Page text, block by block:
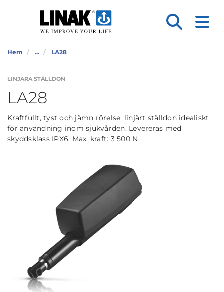
Hem ... LA28
LINJÄRA STÄLLDON
LA28
Kraftfullt, tyst och jämn rörelse, linjärt ställdon idealiskt
för användning inom sjukvården. Levereras med
skyddsklass IPX6. Max. kraft: 3 500 N